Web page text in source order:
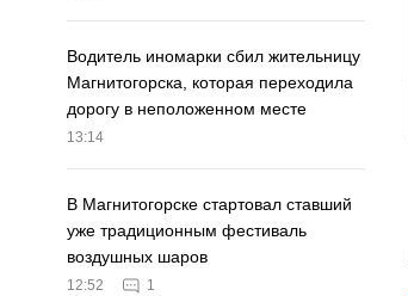
Водитель иномарки сбил жительницу
Магнитогорска, которая переходила
дорогу в неположенном месте
13:14
В Магнитогорске стартовал ставший
уже традиционным фестиваль
воздушных шаров
12:52 1